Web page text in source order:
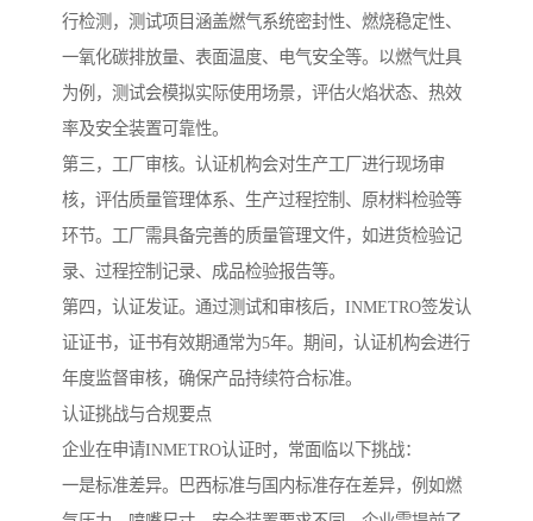
行检测，测试项目涵盖燃气系统密封性、燃烧稳定性、
一氧化碳排放量、表面温度、电气安全等。以燃气灶具
为例，测试会模拟实际使用场景，评估火焰状态、热效
率及安全装置可靠性。
第三，工厂审核。认证机构会对生产工厂进行现场审
核，评估质量管理体系、生产过程控制、原材料检验等
环节。工厂需具备完善的质量管理文件，如进货检验记
录、过程控制记录、成品检验报告等。
第四，认证发证。通过测试和审核后，INMETRO签发认
证证书，证书有效期通常为5年。期间，认证机构会进行
年度监督审核，确保产品持续符合标准。
认证挑战与合规要点
企业在申请INMETRO认证时，常面临以下挑战：
一是标准差异。巴西标准与国内标准存在差异，例如燃